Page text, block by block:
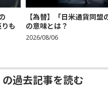
も
【為替】「日米通貨同盟
の意味とは？
2026/08/06
の過去記事を読む